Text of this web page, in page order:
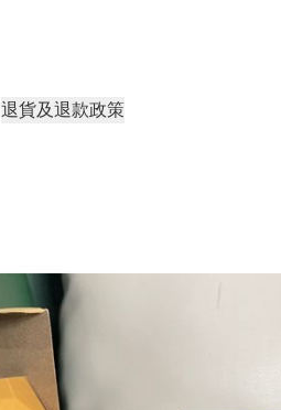
退貨及退款政策